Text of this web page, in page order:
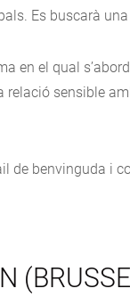
Es buscarà
en el qual
relació sensible
de benvinguda i